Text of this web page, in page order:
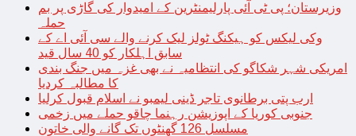
وزیرستان؛ پی ٹی آئی پارلیمنٹرین کے امیدوار کی گاڑی پر بم
حملہ
وکی لیکس کو ہیکنگ ٹولز لیک کرنے والے سی آئی اے کے
سابق اہلکار کو 40 سال قید
امریکی شہر شکاگو کی انتظامیہ نے بھی غزہ میں جنگ بندی
کا مطالبہ کردیا
ارب پتی برطانوی تاجر ڈینی لیمبو نے اسلام قبول کرلیا
جنوبی کوریا کے اپوزیشن رہنما چاقو حملے میں زخمی
مسلسل 126 گھنٹوں تک گانے والی خاتون